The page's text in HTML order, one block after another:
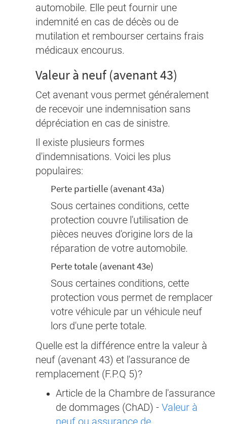
automobile. Elle peut fournir une
indemnité en cas de décès ou de
mutilation et rembourser certains frais
médicaux encourus.
Valeur à neuf (avenant 43)
Cet avenant vous permet généralement
de recevoir une indemnisation sans
dépréciation en cas de sinistre.
Il existe plusieurs formes
d'indemnisations. Voici les plus
populaires:
Perte partielle (avenant 43a)
Sous certaines conditions, cette
protection couvre l'utilisation de
pièces neuves d'origine lors de la
réparation de votre automobile.
Perte totale (avenant 43e)
Sous certaines conditions, cette
protection vous permet de remplacer
votre véhicule par un véhicule neuf
lors d'une perte totale.
Quelle est la différence entre la valeur à
neuf (avenant 43) et l'assurance de
remplacement (F.P.Q 5)?
Article de la Chambre de l'assurance
de dommages (ChAD) - Valeur à
neuf ou assurance de